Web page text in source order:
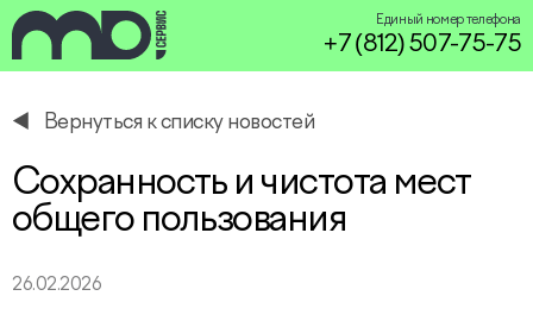
Единый номер телефона
+7 (812) 507-75-75
service@miservice.ru
Вернуться к списку новостей
Сохранность и чистота мест
общего пользования
26.02.2026